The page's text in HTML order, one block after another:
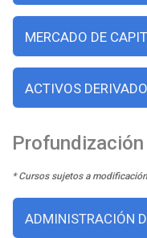
MERCADO DE
ACTIVOS
* Cursos sujetos a
ADMINISTRACIÓN